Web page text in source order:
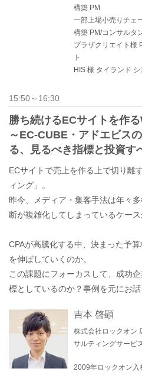
構築 PM
一部上場小売りチェ
構築 PM/コンサルタ
プラザクリエイト様
ト
HIS 様 タイランド
15:50～16:30
勝ち続けるECサイトを作
～EC-CUBE・アドエビス
る、見るべき指標と投資す
ECサイトで売上を作る上で切り離
ィング」。
昨今、メディア・集客手法は年々
断が複雑化してしまっているケース
CPAが高騰化する中、決まった予
を伸ばしていくのか。
この課題にフォーカスして、成功
標としているのか？事例を元にお話
吉本 啓顕
株式会社ロックオン
サルティングサービ
2009年ロックオン入